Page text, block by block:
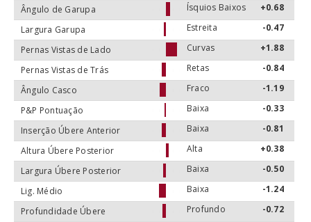
Ângulo de Garupa Ísquios Baixos
+0.68
Largura Garupa
Estreita
-0.47
Pernas Vistas de Lado
Curvas
+1.88
Pernas Vistas de Trás
Retas
-0.84
Ângulo Casco
Fraco
-1.19
P&P Pontuação
Baixa
-0.33
Inserção Úbere Anterior
Baixa
-0.81
Altura Úbere Posterior
Alta
+0.38
Largura Úbere Posterior
Baixa
-0.50
Lig. Médio
Baixa
-1.24
Profundidade Úbere
Profundo
-0.72